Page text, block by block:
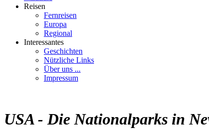
Reisen
Fernreisen
Europa
Regional
Interessantes
Geschichten
Nützliche Links
Über uns ...
Impressum
USA - Die Nationalparks in